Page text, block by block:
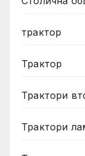
трактор
Трактор
Трактори
Трактори